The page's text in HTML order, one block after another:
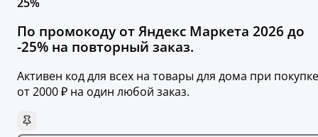
По промокоду от Яндекс Маркета 2026 до
-25% на повторный заказ.
Активен код для всех на товары для дома при покупке
от 2000 ₽ на один любой заказ.